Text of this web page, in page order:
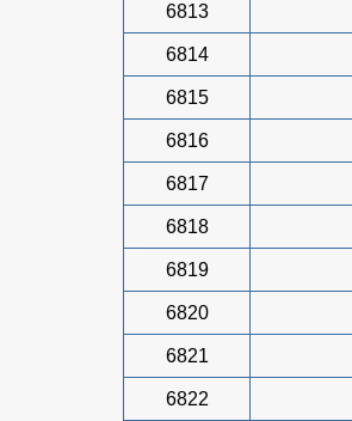
6813
6814
6815
6816
6817
6818
6819
6820
6821
6822